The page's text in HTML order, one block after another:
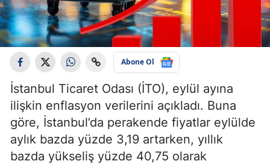
Abone Ol
İstanbul Ticaret Odası (İTO), eylül ayına
ilişkin enflasyon verilerini açıkladı. Buna
göre, İstanbul’da perakende fiyatlar eylülde
aylık bazda yüzde 3,19 artarken, yıllık
bazda yükseliş yüzde 40,75 olarak